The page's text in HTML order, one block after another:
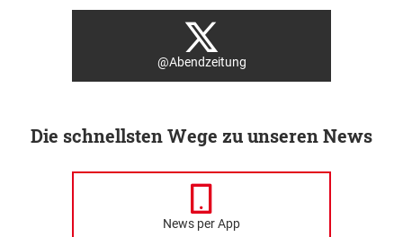
@Abendzeitung
Die schnellsten Wege zu unseren News
News per App